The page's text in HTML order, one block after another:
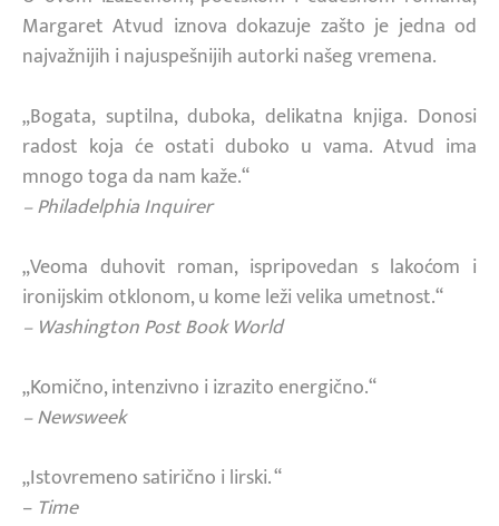
Margaret Atvud iznova dokazuje zašto je jedna od
najvažnijih i najuspešnijih autorki našeg vremena.
„Bogata, suptilna, duboka, delikatna knjiga. Donosi
radost koja će ostati duboko u vama. Atvud ima
mnogo toga da nam kaže.“
– Philadelphia Inquirer
„Veoma duhovit roman, ispripovedan s lakoćom i
ironijskim otklonom, u kome leži velika umetnost.“
– Washington Post Book World
„Komično, intenzivno i izrazito energično.“
– Newsweek
„Istovremeno satirično i lirski. “
– Time